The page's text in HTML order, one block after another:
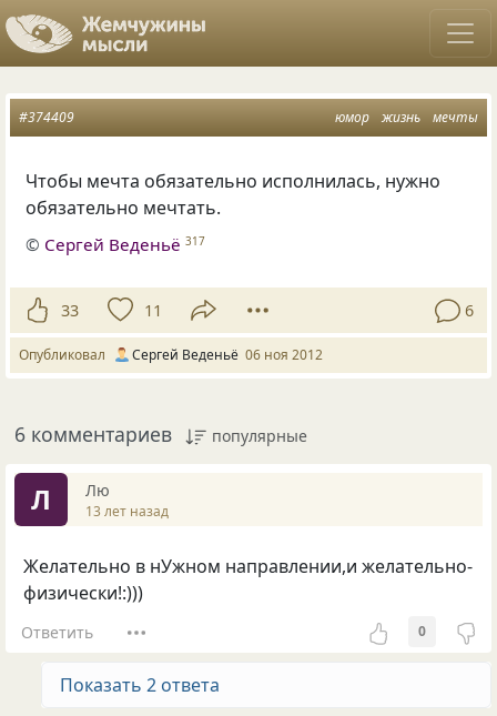
юмор жизнь мечты
#374409
Чтобы мечта обязательно исполнилась, нужно
обязательно мечтать.
© Сергей Веденьё 317
33 11 6
Опубликовал Сергей Веденьё 06 ноя 2012
6 комментариев популярные
Л Лю
13 лет назад
Желательно в нУжном направлении,и желательно-
физически!:)))
Ответить 0
Показать 2 ответа